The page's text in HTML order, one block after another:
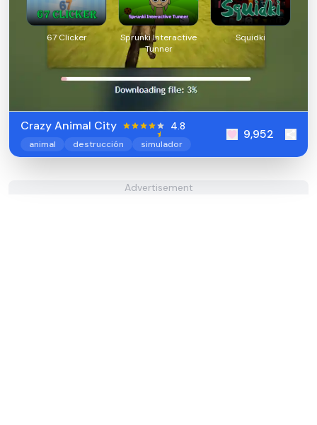
67 Clicker
Sprunki Interactive
Tunner
Squidki
Crazy Animal City 4.8
animal destrucción simulador
9,952
Advertisement